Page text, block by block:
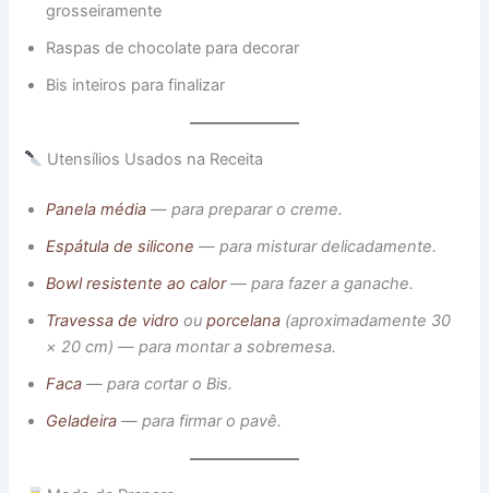
grosseiramente
Raspas de chocolate para decorar
Bis inteiros para finalizar
Utensílios Usados na Receita
Panela média — para preparar o creme.
Espátula de silicone — para misturar delicadamente.
Bowl resistente ao calor— para fazer a ganache.
Travessa de vidro ouporcelana (aproximadamente 30
× 20 cm) — para montar a sobremesa.
Faca — para cortar o Bis.
Geladeira— para firmar o pavê.